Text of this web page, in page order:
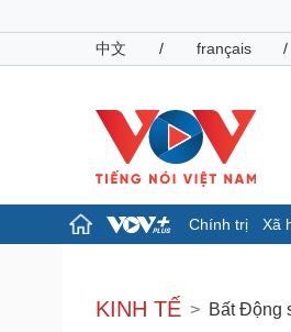
中文
/ français /
Chính trị Xã
Đảng
Tổ chức nhân sự
KINH TẾ Bất Động